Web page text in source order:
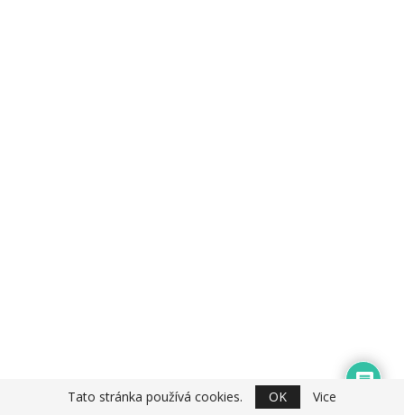
Tato stránka používá cookies. OK Vice